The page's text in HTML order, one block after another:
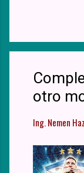
otro
Ing. Nemen